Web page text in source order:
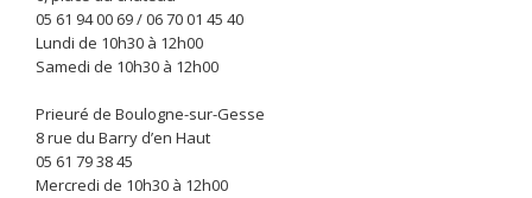
05 61 94 00 69 / 06 70 01 45 40
Lundi de 10h30 à 12h00
Samedi de 10h30 à 12h00
Prieuré de Boulogne-sur-Gesse
8 rue du Barry d’en Haut
05 61 79 38 45
Mercredi de 10h30 à 12h00